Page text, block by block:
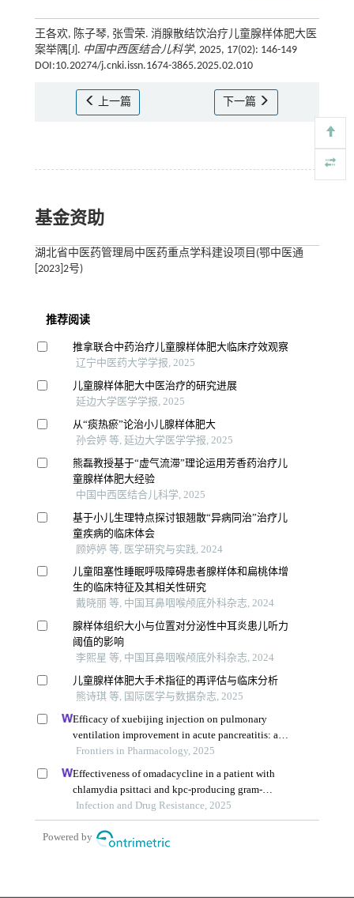
王各欢, 陈子琴, 张雪荣. 消腺散结饮治疗儿童腺样体肥大医
案举隅[J]. 中国中西医结合儿科学, 2025, 17(02): 146-149
DOI:10.20274/j.cnki.issn.1674-3865.2025.02.010
上一篇 下一篇
基金资助
湖北省中医药管理局中医药重点学科建设项目(鄂中医通
[2023]2号)